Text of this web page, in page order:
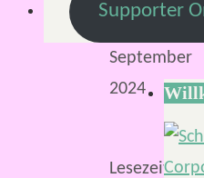
September
2024
Lesezeit:
Supporter